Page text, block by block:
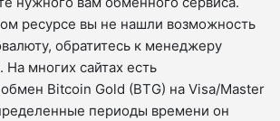
ресурсе вы не нашли возможность
обратитесь к менеджеру
На многих сайтах есть
Bitcoin Gold (BTG) на Visa/Master
периоды времени он